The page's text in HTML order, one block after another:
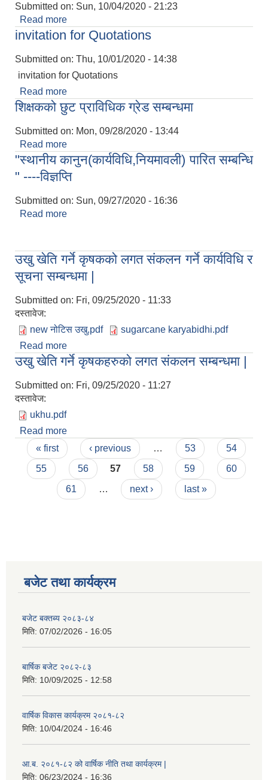
Submitted on: Sun, 10/04/2020 - 21:23
Read more
सम्बन्धी सूचना ।
invitation for Quotations
Submitted on: Thu, 10/01/2020 - 14:38
invitation for Quotations
Read more
शिक्षकको छुट प्राविधिक ग्रेड सम्बन्धमा
Submitted on: Mon, 09/28/2020 - 13:44
Read more
"स्थानीय कानुन(कार्यविधि,नियमावली) पारित सम्बन्धि
" ----विज्ञप्ति
Submitted on: Sun, 09/27/2020 - 16:36
Read more
उखु खेति गर्ने कृषकको लगत संकलन गर्ने कार्यविधि र
सूचना सम्बन्धमा |
Submitted on: Fri, 09/25/2020 - 11:33
दस्तावेज:
new नोटिस उखु.pdf
sugarcane karyabidhi.pdf
Read more
सूचना सम्बन्धमा |
उखु खेति गर्ने कृषकहरुको लगत संकलन सम्बन्धमा |
Submitted on: Fri, 09/25/2020 - 11:27
दस्तावेज:
ukhu.pdf
Read more
Pages
« first ‹ previous … 53
54
55
56 57 58 59
60
61
… next › last »
बजेट तथा कार्यक्रम
बजेट बक्तब्य २०८३-८४
मिति: 07/02/2026 - 16:05
बार्षिक बजेट २०८२-८३
मिति: 10/09/2025 - 12:58
वार्षिक विकास कार्यक्रम २०८१-८२
मिति: 10/04/2024 - 16:46
आ.ब. २०८१-८२ को वार्षिक नीति तथा कार्यक्रम |
मिति: 06/23/2024 - 16:36